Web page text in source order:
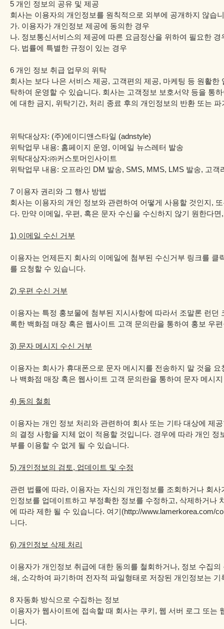
5 개인 정보의 공유 및 제공
회사는 이용자의 개인정보를 원칙적으로 외부에 공개하지 않습
가. 이용자가 개인정보 제공에 동의한 경우
나. 정보통신서비스의 제공에 따른 요금정산을 위하여 필요한 경
다. 법률에 특별한 규정이 있는 경우
6 개인 정보 취급 업무의 위탁
회사는 보다 나은 서비스 제공, 고객편의 제공, 마케팅 등 원활
탁하여 운영할 수 있습니다. 회사는 고객정보 보호서약 등을 통
에 대한 금지, 위탁기간, 처리 종료 후의 개인정보의 반환 또는
위탁대상자: (주)에이디앤스타일 (adnstyle)
위탁업무 내용: 홈페이지 운영, 이메일 뉴스레터 발송
위탁대상자:㈜커스토머인사이트
위탁업무 내용: 오프라인 DM 발송, SMS, MMS, LMS 발송, 고객
7 이용자 권리와 그 행사 방법
회사는 이용자의 개인 정보와 관련하여 어떻게 사용할 것인지,
다. 만약 이메일, 우편, 혹은 문자 수신을 수신하지 않기 원한다
1) 이메일 수신 거부
이용자는 언제든지 회사의 이메일에 첨부된 수신거부 링크를
를 요청할 수 있습니다.
2) 우편 수신 거부
이용자는 특정 홍보물에 첨부된 지시사항에 따라서 조말론 런
록한 백화점 매장 혹은 웹사이트 고객 문의란을 통하여 홍보 우
3) 문자 메시지 수신 거부
이용자는 회사가 휴대폰으로 문자 메시지를 전송하지 말 것을
나 백화점 매장 혹은 웹사이트 고객 문의란을 통하여 문자 메시
4) 동의 철회
이용자는 개인 정보 처리와 관련하여 회사 또는 기타 대상에 제
의 결정 사항을 지체 없이 적용할 것입니다. 경우에 따라 개인
부를 이용할 수 없게 될 수 있습니다.
5) 개인정보의 검토, 업데이트 및 수정
관련 법률에 따라, 이용자는 자신의 개인정보를 조회하거나 회
인정보를 업데이트하고 부정확한 정보를 수정하고, 삭제하거나
에 따라 제한 될 수 있습니다. 여기(http://www.lamerkorea.com/
니다.
6) 개인정보 삭제 처리
이용자가 개인정보 취급에 대한 동의를 철회하거나, 정보 수집
쇄, 소각하여 파기하며 전자적 파일형태로 저장된 개인정보는
8 자동화 방식으로 수집하는 정보
이용자가 웹사이트에 접속할 때 회사는 쿠키, 웹 서버 로그 또
니다.